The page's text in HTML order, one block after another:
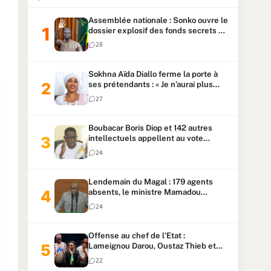
Assemblée nationale : Sonko ouvre le
dossier explosif des fonds secrets et
du patrimoine présidentiel
28
Sokhna Aïda Diallo ferme la porte à
ses prétendants : « Je n’aurai plus
jamais un autre mari »
27
Boubacar Boris Diop et 142 autres
intellectuels appellent au vote
urgent de la révision
constitutionnelle
24
Lendemain du Magal : 179 agents
absents, le ministre Mamadou
Lamine Dianté exige des explications
24
Offense au chef de l’Etat :
Lameignou Darou, Oustaz Thieb et
Ndiaye Touba lourdement
condamnés
22